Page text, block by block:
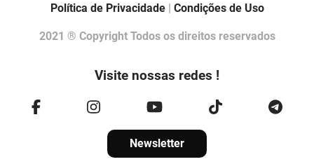
Política de Privacidade| Condições de Uso
2021 ® Copyright Todos os direitos reservados
Visite nossas redes !
Newsletter